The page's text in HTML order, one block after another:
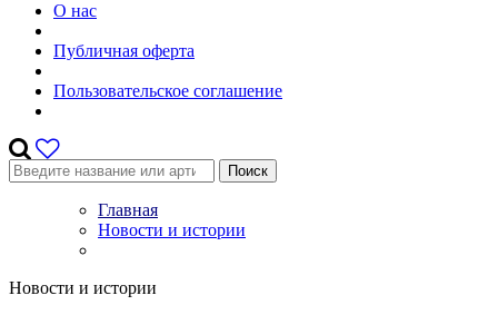
О нас
Публичная оферта
Пользовательское соглашение
Поиск
Главная
Новости и истории
Новости и истории